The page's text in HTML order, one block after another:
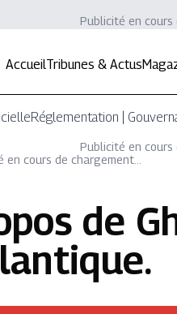
Publicité en cours
AccueilTribunes & Actus
Réglementation |
Publicité en cours
en cours de chargement...
de
.